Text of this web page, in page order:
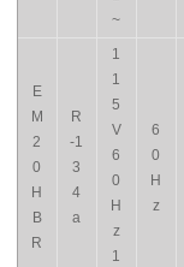
~
E
M
2
0
H
B
R
R
-1
3
4
a
1
1
5
V
6
0
H
z
1
6
0
H
z